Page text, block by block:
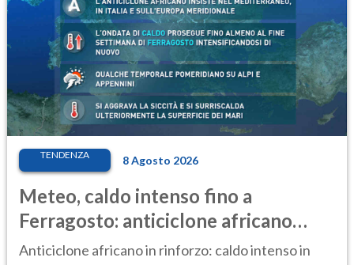
TENDENZA 8 Agosto 2026
Meteo, caldo intenso fino a
Ferragosto: anticiclone africano
ancora protagonista
Anticiclone africano in rinforzo: caldo intenso in